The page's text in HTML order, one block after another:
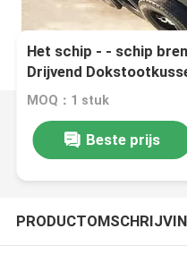
Het schip - - schip
Drijvend
over
MOQ：1 stuk
Beste prijs